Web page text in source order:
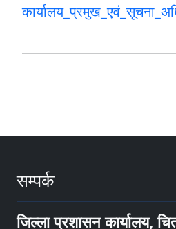
सम्पर्क
जिल्ला प्रशासन कार्यालय,